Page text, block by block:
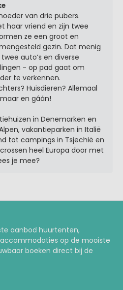
van drie pubers.
haar vriend en zijn twee
ze een groot en
gezin. Dat menig
auto’s en diverse
- op pad gaat om
te verkennen.
Huisdieren? Allemaal
en gáán!
in Denemarken en
vakantieparken in Italië
tot campings in Tsjechië en
heel Europa door met
je mee?
aanbod huurtenten,
op de mooiste
boeken direct bij de